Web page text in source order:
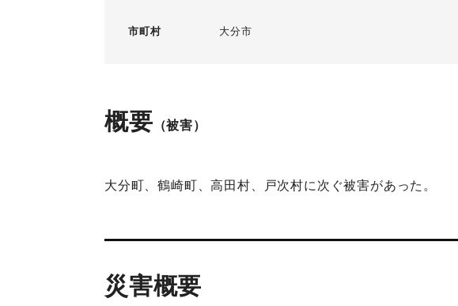
市町村 大分市
概要 （被害）
大分町、鶴崎町、高田村、戸次村に次ぐ被害があった。
災害概要